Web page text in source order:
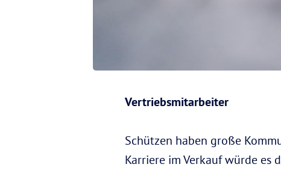
Vertriebsmitarbeiter
Schützen haben große
Karriere im Verkauf würde es